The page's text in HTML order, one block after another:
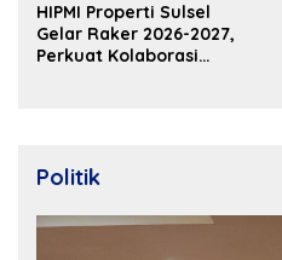
HIPMI Properti Sulsel
Gelar Raker 2026-2027,
Perkuat Kolaborasi
Politik